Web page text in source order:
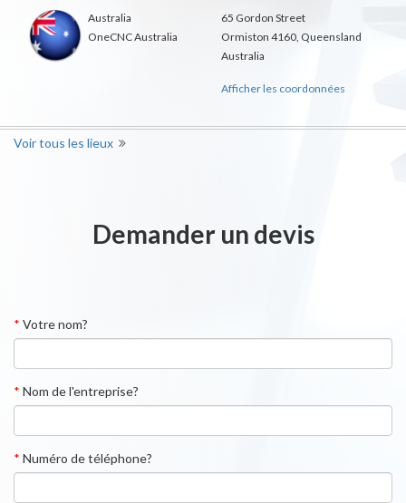
Australia
OneCNC Australia
65 Gordon Street
Ormiston 4160, Queensland
Australia
Afficher les coordonnées
Voir tous les lieux
Demander un devis
* Votre nom?
* Nom de l'entreprise?
* Numéro de téléphone?